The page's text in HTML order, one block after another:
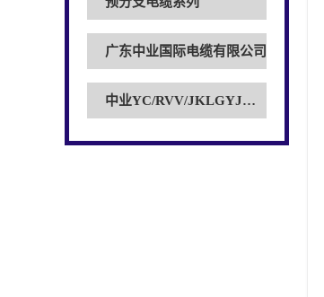
广东中业国际电缆有限公司
中业YC/RVV/JKLGYJ电缆